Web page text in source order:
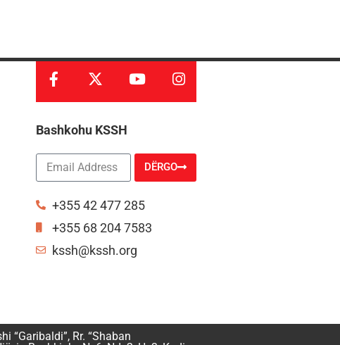
Bashkohu KSSH
DËRGO
+355 42 477 285
+355 68 204 7583
kssh@kssh.org
“Garibaldi”, Rr. “Shaban